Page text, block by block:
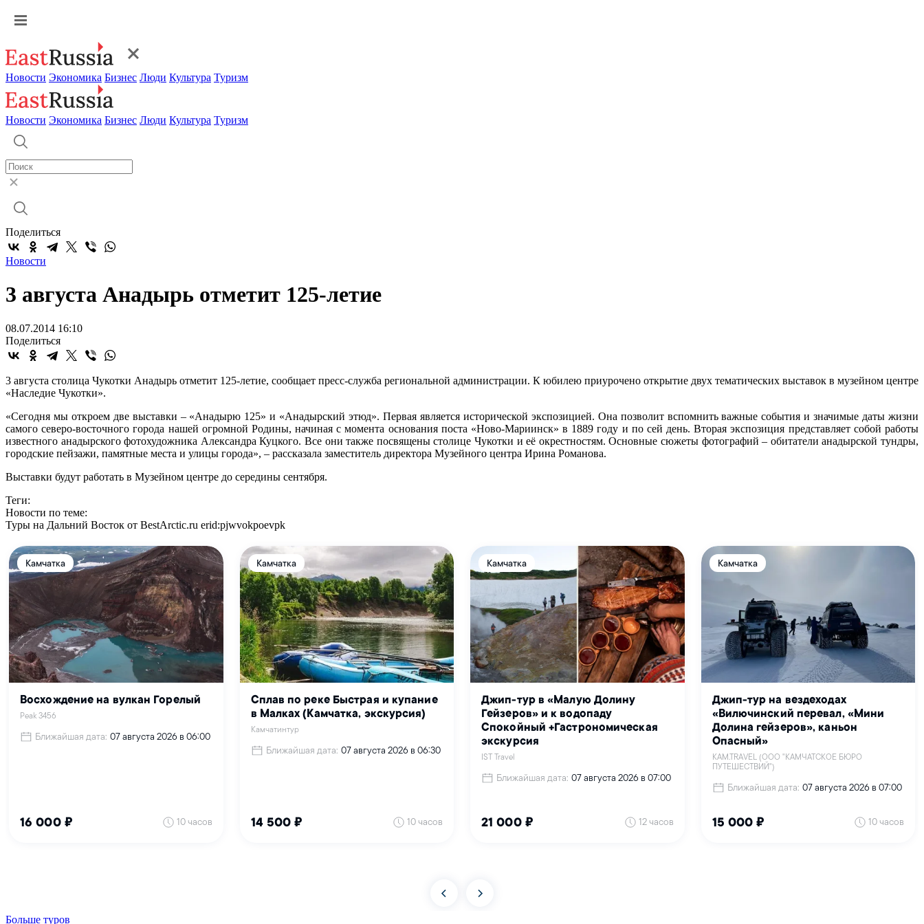
Новости Экономика Бизнес Люди Культура Туризм
Новости Экономика Бизнес Люди Культура Туризм
Поделиться
Новости
3 августа Анадырь отметит 125-летие
08.07.2014 16:10
Поделиться
3 августа столица Чукотки Анадырь отметит 125-летие, сообщает пресс-служба региональной администрации. К юбилею приурочено открытие двух тематических выставок в музейном центре
«Наследие Чукотки».
«Сегодня мы откроем две выставки – «Анадырю 125» и «Анадырский этюд». Первая является исторической экспозицией. Она позволит вспомнить важные события и значимые даты жизни
самого северо-восточного города нашей огромной Родины, начиная с момента основания поста «Ново-Мариинск» в 1889 году и по сей день. Вторая экспозиция представляет собой работы
известного анадырского фотохудожника Александра Куцкого. Все они также посвящены столице Чукотки и её окрестностям. Основные сюжеты фотографий – обитатели анадырской тундры,
городские пейзажи, памятные места и улицы города», – рассказала заместитель директора Музейного центра Ирина Романова.
Выставки будут работать в Музейном центре до середины сентября.
Теги:
Новости по теме:
Туры на Дальний Восток от BestArctic.ru erid:pjwvokpoevpk
Больше туров